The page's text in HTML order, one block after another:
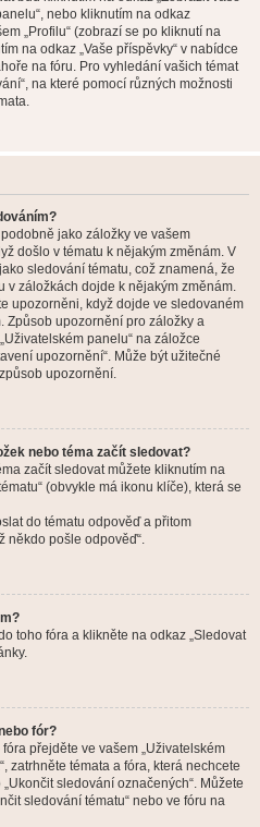
nebo kliknutím na odkaz
„Profilu“ (zobrazí se po kliknutí na
na odkaz „Vaše příspěvky“ v nabídce
na fóru. Pro vyhledání vašich témat
na které pomocí různých možnosti
jako záložky ve vašem
došlo v tématu k nějakým změnám. V
sledování tématu, což znamená, že
v záložkách dojde k nějakým změnám.
upozorněni, když dojde ve sledovaném
Způsob upozornění pro záložky a
panelu“ na záložce
upozornění“. Může být užitečné
upozornění.
nebo téma začít sledovat?
začít sledovat můžete kliknutím na
(obvykle má ikonu klíče), která se
do tématu odpověď a přitom
někdo pošle odpověď“.
toho fóra a klikněte na odkaz „Sledovat
fór?
přejděte ve vašem „Uživatelském
zatrhněte témata a fóra, která nechcete
sledování označených“. Můžete
sledování tématu“ nebo ve fóru na